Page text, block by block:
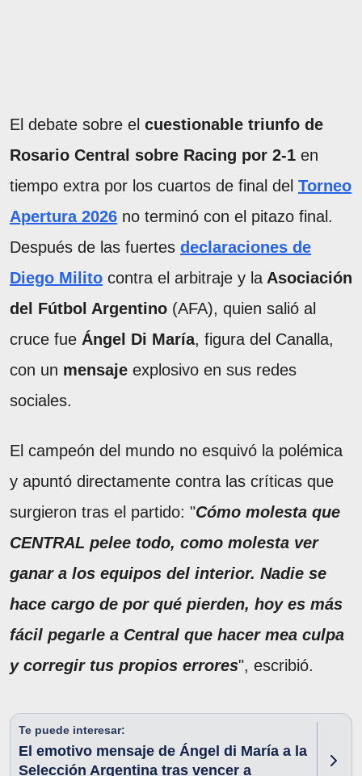
El debate sobre el cuestionable triunfo de
Rosario Central sobre Racing por 2-1 en
tiempo extra por los cuartos de final del Torneo
Apertura 2026 no terminó con el pitazo final.
Después de las fuertes declaraciones de
Diego Milito contra el arbitraje y la Asociación
del Fútbol Argentino (AFA), quien salió al
cruce fue Ángel Di María, figura del Canalla,
con un mensaje explosivo en sus redes
sociales.
El campeón del mundo no esquivó la polémica
y apuntó directamente contra las críticas que
surgieron tras el partido: "Cómo molesta que
CENTRAL pelee todo, como molesta ver
ganar a los equipos del interior. Nadie se
hace cargo de por qué pierden, hoy es más
fácil pegarle a Central que hacer mea culpa
y corregir tus propios errores", escribió.
Te puede interesar:
El emotivo mensaje de Ángel di María a la
Selección Argentina tras vencer a